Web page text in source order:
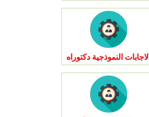
الاجابات النموذجية دكتوراه